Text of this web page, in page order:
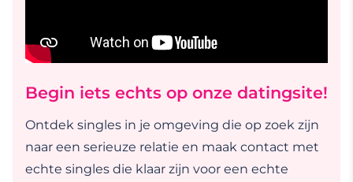
Begin iets echts op onze datingsite!
Ontdek singles in je omgeving die op zoek zijn
naar een serieuze relatie en maak contact met
echte singles die klaar zijn voor een echte